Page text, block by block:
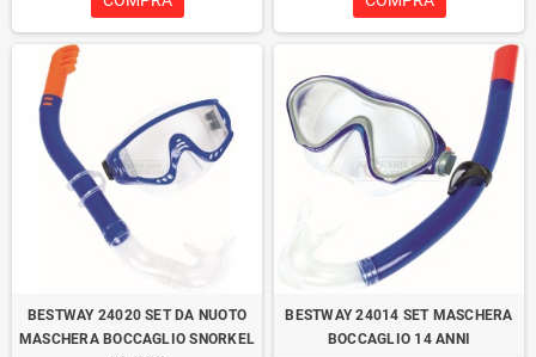
BESTWAY 24020 SET DA NUOTO
MASCHERA BOCCAGLIO SNORKEL
BESTWAY 24014 SET MASCHERA
BOCCAGLIO 14 ANNI